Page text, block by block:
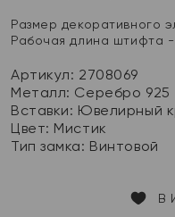
Размер декоративного
Рабочая длина штифта
Артикул: 2708069
Металл: Серебро 925
Вставки: Ювелирный
Цвет: Мистик
Тип замка: Винтовой
В